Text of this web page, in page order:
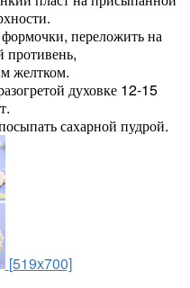
переложить на
противень,
желтком.
духовке 12-15
сахарной пудрой.
[519x700]